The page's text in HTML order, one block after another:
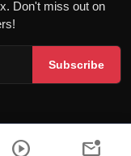
Don't miss out on
Subscribe
Reserved
play_circle mark_email_unread